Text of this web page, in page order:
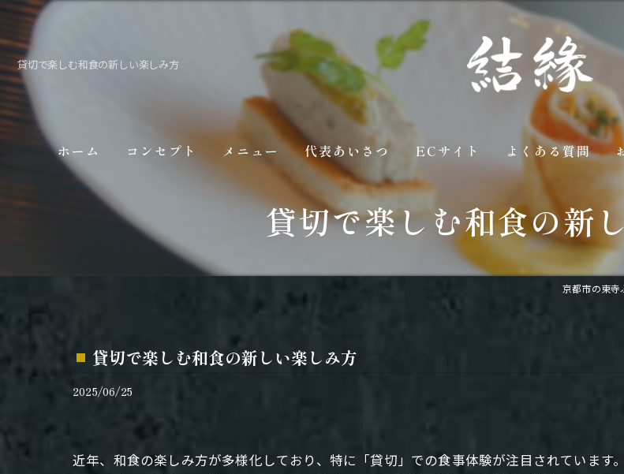
貸切で楽しむ和食の新しい楽しみ方
ホーム コンセプト メニュー
ギャラリー
代表あいさつ ECサイト よくある質問
貸切で楽しむ和食の新
京都市の東寺
貸切で楽しむ和食の新しい楽しみ方
2025/06/25
近年、和食の楽しみ方が多様化しており、特に「貸切」での食事体験が注目されていま